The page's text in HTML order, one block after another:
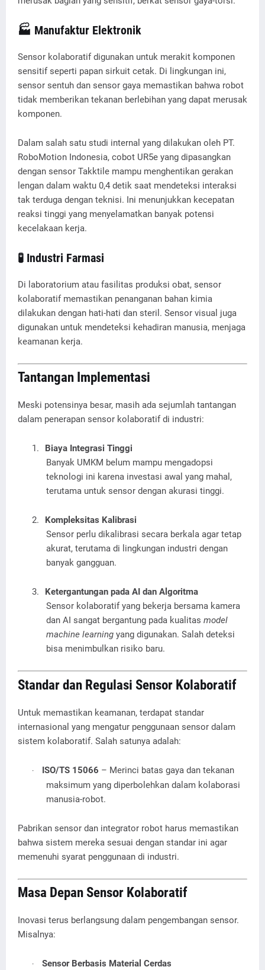
🏭 Manufaktur Elektronik
Sensor kolaboratif digunakan untuk merakit komponen
sensitif seperti papan sirkuit cetak. Di lingkungan ini,
sensor sentuh dan sensor gaya memastikan bahwa robot
tidak memberikan tekanan berlebihan yang dapat merusak
komponen.
Dalam salah satu studi internal yang dilakukan oleh PT.
RoboMotion Indonesia, cobot UR5e yang dipasangkan
dengan sensor Takktile mampu menghentikan gerakan
lengan dalam waktu 0,4 detik saat mendeteksi interaksi
tak terduga dengan teknisi. Ini menunjukkan kecepatan
reaksi tinggi yang menyelamatkan banyak potensi
kecelakaan kerja.
🧪 Industri Farmasi
Di laboratorium atau fasilitas produksi obat, sensor
kolaboratif memastikan penanganan bahan kimia
dilakukan dengan hati-hati dan steril. Sensor visual juga
digunakan untuk mendeteksi kehadiran manusia, menjaga
keamanan kerja.
Tantangan Implementasi
Meski potensinya besar, masih ada sejumlah tantangan
dalam penerapan sensor kolaboratif di industri:
1.
Biaya Integrasi Tinggi
Banyak UMKM belum mampu mengadopsi
teknologi ini karena investasi awal yang mahal,
terutama untuk sensor dengan akurasi tinggi.
2.
Kompleksitas Kalibrasi
Sensor perlu dikalibrasi secara berkala agar tetap
akurat, terutama di lingkungan industri dengan
banyak gangguan.
3.
Ketergantungan pada AI dan Algoritma
Sensor kolaboratif yang bekerja bersama kamera
dan AI sangat bergantung pada kualitas model
machine learning yang digunakan. Salah deteksi
bisa menimbulkan risiko baru.
Standar dan Regulasi Sensor Kolaboratif
Untuk memastikan keamanan, terdapat standar
internasional yang mengatur penggunaan sensor dalam
sistem kolaboratif. Salah satunya adalah:
· ISO/TS 15066 – Merinci batas gaya dan tekanan
maksimum yang diperbolehkan dalam kolaborasi
manusia-robot.
Pabrikan sensor dan integrator robot harus memastikan
bahwa sistem mereka sesuai dengan standar ini agar
memenuhi syarat penggunaan di industri.
Masa Depan Sensor Kolaboratif
Inovasi terus berlangsung dalam pengembangan sensor.
Misalnya:
·
Sensor Berbasis Material Cerdas